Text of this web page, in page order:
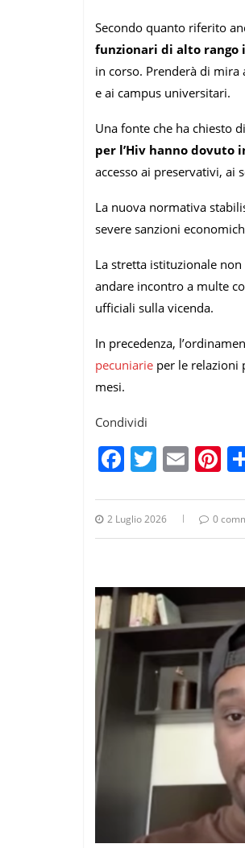
Secondo quanto riferito
funzionari di alto rango
in corso. Prenderà di mira
e ai campus universitari.
Una fonte che ha chiesto
per l’Hiv hanno
accesso ai preservativi, ai
La nuova normativa
severe sanzioni
La stretta istituzionale
andare incontro a multe
ufficiali sulla vicenda.
In precedenza,
pecuniarie per le relazioni
mesi.
Condividi
Facebook
Twitter
2 Luglio 2026 0